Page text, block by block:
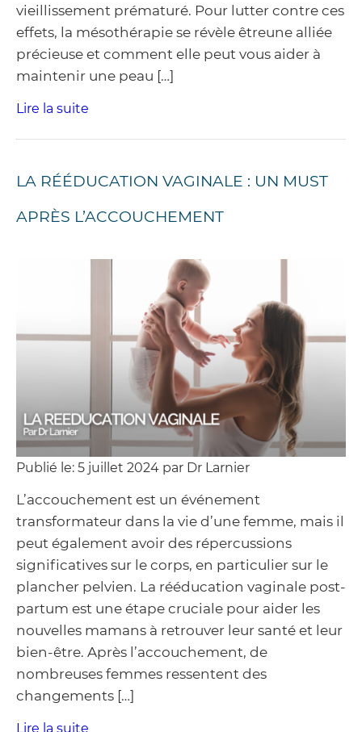
vieillissement prématuré. Pour lutter contre ces
effets, la mésothérapie se révèle êtreune alliée
précieuse et comment elle peut vous aider à
maintenir une peau […]
Lire la suite
LA RÉÉDUCATION VAGINALE : UN MUST
APRÈS L’ACCOUCHEMENT
Publié le: 5 juillet 2024 par Dr Larnier
L’accouchement est un événement
transformateur dans la vie d’une femme, mais il
peut également avoir des répercussions
significatives sur le corps, en particulier sur le
plancher pelvien. La rééducation vaginale post-
partum est une étape cruciale pour aider les
nouvelles mamans à retrouver leur santé et leur
bien-être. Après l’accouchement, de
nombreuses femmes ressentent des
changements […]
Lire la suite